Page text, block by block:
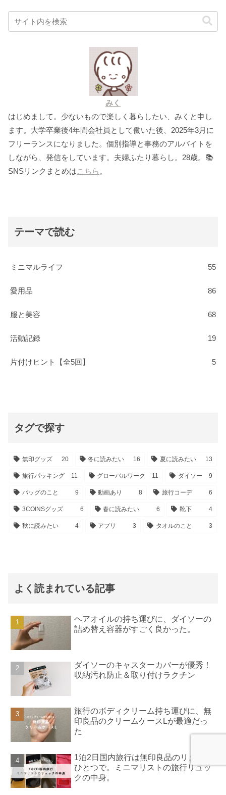
みく
はじめまして。少ないもので楽しく暮らしたい、みくと申し
ます。大学卒業後4年間会社員として働いた後、2025年3月に
フリーランスになりました。個別指導と事務のアルバイトを
しながら、発信をしています。夫婦ふたり暮らし。28歳。📚
SNSリンクまとめはこちら 。
テーマで読む
ミニマルライフ 55
愛用品 86
服と美容 68
活動記録 19
片付けヒント【全5回】 5
タグで探す
無印グッズ 20 冬に読みたい 16 夏に読みたい 13
旅行パッキング 11 グローバルワーク 11 ダイソー 9
バッグのこと 9 動画あり 8 旅行コーデ 6
3COINSグッズ 6 春に読みたい 6 靴下 4
秋に読みたい 4 アプリ 3 タオルのこと 3
よく読まれている記事
ヘアオイルの持ち運びに、ダイソーの
詰め替え容器がすごく良かった。
ダイソーのキャスターカバーが優秀！
収納汚れ防止＆取り付けラクチン
旅行のボディクリーム持ち運びに、無
印良品のクリームケースLが最適だっ
た
1泊2日国内旅行は無印良品のリュック
ひとつで。ミニマリストの旅行リュッ
クの中身。